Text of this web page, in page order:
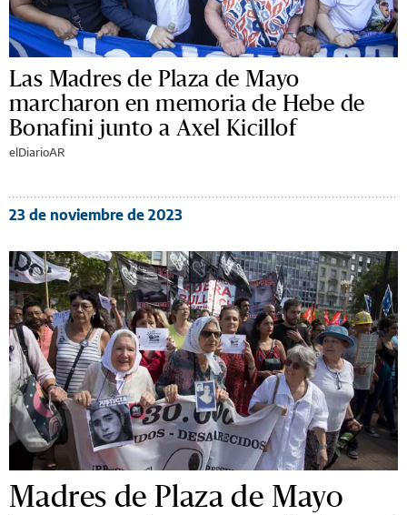
Las Madres de Plaza de Mayo
marcharon en memoria de Hebe de
Bonafini junto a Axel Kicillof
elDiarioAR
23 de noviembre de 2023
Madres de Plaza de Mayo